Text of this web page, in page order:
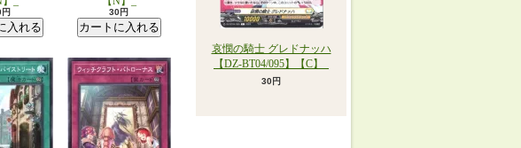
30円
哀憫の騎士 グレドナッハ
【DZ-BT04/095】【C】_
30円